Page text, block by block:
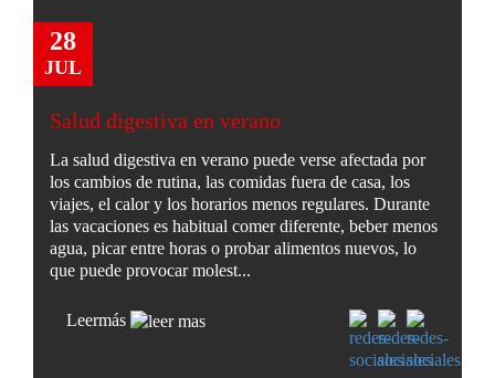
28
JUL
Salud digestiva en verano
La salud digestiva en verano puede verse afectada por
los cambios de rutina, las comidas fuera de casa, los
viajes, el calor y los horarios menos regulares. Durante
las vacaciones es habitual comer diferente, beber menos
agua, picar entre horas o probar alimentos nuevos, lo
que puede provocar molest...
Leermás